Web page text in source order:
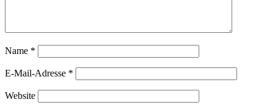
Name *
E-Mail-Adresse *
Website